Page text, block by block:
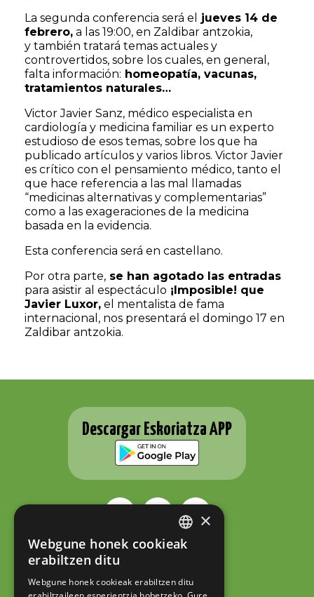
La segunda conferencia será el
jueves 14 de
febrero, a las 19:00, en Zaldibar antzokia,
y también tratará temas actuales y
controvertidos, sobre los cuales, en general,
falta información: homeopatía, vacunas,
tratamientos naturales…
Victor Javier Sanz, médico especialista en
cardiología y medicina familiar es un experto
estudioso de esos temas, sobre los que ha
publicado artículos y varios libros. Victor Javier
es crítico con el pensamiento médico, tanto el
que hace referencia a las mal llamadas
“medicinas alternativas y complementarias”
como a las exageraciones de la medicina
basada en la evidencia.
Esta conferencia será en castellano.
Por otra parte, se han agotado las entradas
para asistir al espectáculo ¡Imposible! que
Javier Luxor, el mentalista de fama
internacional, nos presentará el domingo 17 en
Zaldibar antzokia.
Descargar Eskoriatza APP
ESKORIATZAKO UDALA
Fernando Eskoriatza plaza 1
Tel.: 943 71 44 07
BASQUE
×
Webgune honek cookieak
erabiltzen ditu
Webgune honek cookieak erabiltzen ditu